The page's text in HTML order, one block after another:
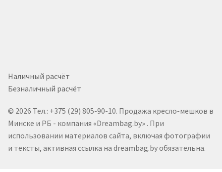
Наличный расчёт
Безналичный расчёт
© 2026 Тел.: +375 (29) 805-90-10. Продажа кресло-мешков в
Минске и РБ - компания «Dreambag.by» . При
использовании материалов сайта, включая фотографии
и тексты, активная ссылка на dreambag.by обязательна.